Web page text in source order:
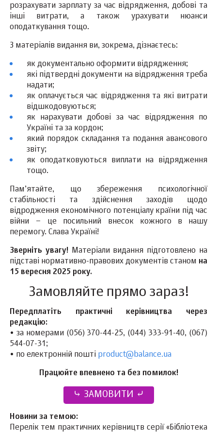
розрахувати зарплату за час відрядження, добові та
інші витрати, а також урахувати нюанси
оподаткування тощо.
З матеріалів видання ви, зокрема, дізнаєтесь:
як документально оформити відрядження;
які підтвердні документи на відрядження треба
надати;
як оплачується час відрядження та які витрати
відшкодовуються;
як нарахувати добові за час відрядження по
Україні та за кордон;
який порядок складання та подання авансового
звіту;
як оподатковуються виплати на відрядження
тощо.
Пам’ятайте, що збереження психологічної
стабільності та здійснення заходів щодо
відродження економічного потенціалу країни під час
війни – це посильний внесок кожного в нашу
перемогу. Слава Україні!
Зверніть увагу!Матеріали видання підготовлено на
підставі нормативно-правових документів станом на
15 вересня 2025 року.
Замовляйте прямо зараз!
Передплатіть практичні керівництва через
редакцію:
• за номерами (056) 370-44-25, (044) 333-91-40, (067)
544-07-31;
• по електронній пошті product@balance.ua
Працюйте впевнено та без помилок!
⤷ ЗАМОВИТИ ⤶
Новини за темою:
Перелік тем практичних керівництв серії «Бібліотека